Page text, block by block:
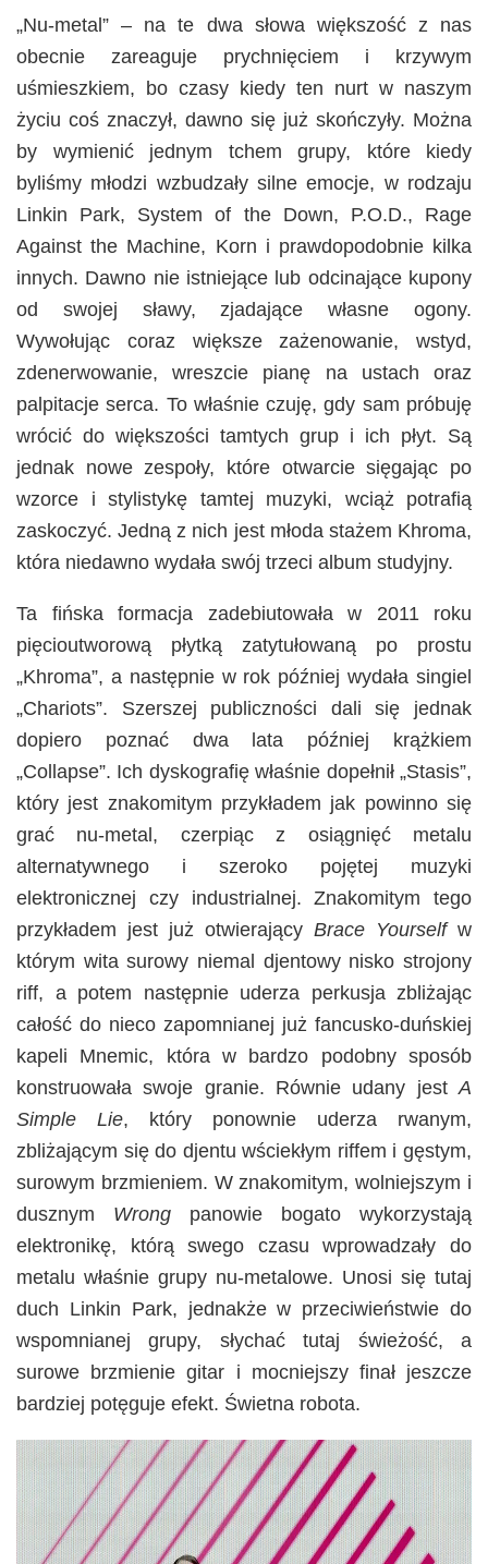
„Nu-metal” – na te dwa słowa większość z nas
obecnie zareaguje prychnięciem i krzywym
uśmieszkiem, bo czasy kiedy ten nurt w naszym
życiu coś znaczył, dawno się już skończyły. Można
by wymienić jednym tchem grupy, które kiedy
byliśmy młodzi wzbudzały silne emocje, w rodzaju
Linkin Park, System of the Down, P.O.D., Rage
Against the Machine, Korn i prawdopodobnie kilka
innych. Dawno nie istniejące lub odcinające kupony
od swojej sławy, zjadające własne ogony.
Wywołując coraz większe zażenowanie, wstyd,
zdenerwowanie, wreszcie pianę na ustach oraz
palpitacje serca. To właśnie czuję, gdy sam próbuję
wrócić do większości tamtych grup i ich płyt. Są
jednak nowe zespoły, które otwarcie sięgając po
wzorce i stylistykę tamtej muzyki, wciąż potrafią
zaskoczyć. Jedną z nich jest młoda stażem Khroma,
która niedawno wydała swój trzeci album studyjny.
Ta fińska formacja zadebiutowała w 2011 roku
pięcioutworową płytką zatytułowaną po prostu
„Khroma”, a następnie w rok później wydała singiel
„Chariots”. Szerszej publiczności dali się jednak
dopiero poznać dwa lata później krążkiem
„Collapse”. Ich dyskografię właśnie dopełnił „Stasis”,
który jest znakomitym przykładem jak powinno się
grać nu-metal, czerpiąc z osiągnięć metalu
alternatywnego i szeroko pojętej muzyki
elektronicznej czy industrialnej. Znakomitym tego
przykładem jest już otwierający Brace Yourselfw
którym wita surowy niemal djentowy nisko strojony
riff, a potem następnie uderza perkusja zbliżając
całość do nieco zapomnianej już fancusko-duńskiej
kapeli Mnemic, która w bardzo podobny sposób
konstruowała swoje granie. Równie udany jest A
Simple Lie, który ponownie uderza rwanym,
zbliżającym się do djentu wściekłym riffem i gęstym,
surowym brzmieniem. W znakomitym, wolniejszym i
dusznym Wrong panowie bogato wykorzystają
elektronikę, którą swego czasu wprowadzały do
metalu właśnie grupy nu-metalowe. Unosi się tutaj
duch Linkin Park, jednakże w przeciwieństwie do
wspomnianej grupy, słychać tutaj świeżość, a
surowe brzmienie gitar i mocniejszy finał jeszcze
bardziej potęguje efekt. Świetna robota.